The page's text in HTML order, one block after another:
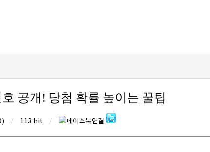
공개! 당첨 확률 높이는 꿀팁
/ 113 hit /